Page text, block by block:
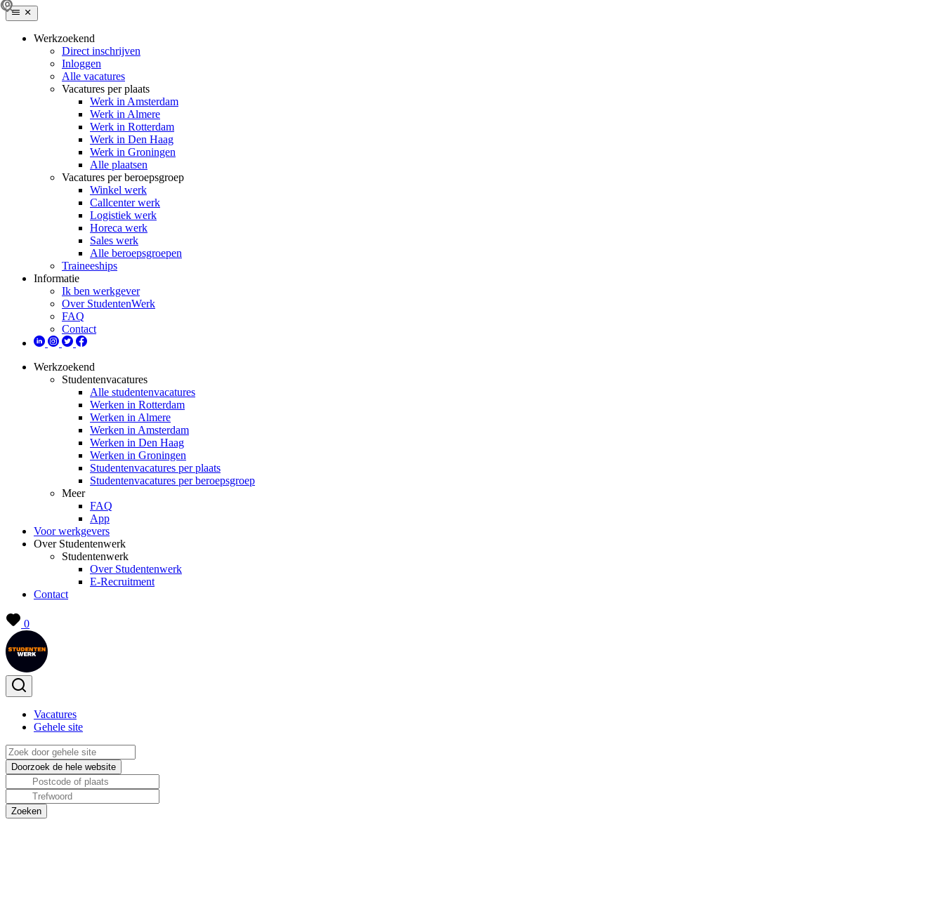
Werkzoekend
Direct inschrijven
Inloggen
Alle vacatures
Vacatures per plaats
Werk in Amsterdam
Werk in Almere
Werk in Rotterdam
Werk in Den Haag
Werk in Groningen
Alle plaatsen
Vacatures per beroepsgroep
Winkel werk
Callcenter werk
Logistiek werk
Horeca werk
Sales werk
Alle beroepsgroepen
Traineeships
Informatie
Ik ben werkgever
Over StudentenWerk
FAQ
Contact
Werkzoekend
Studentenvacatures
Alle studentenvacatures
Werken in Rotterdam
Werken in Almere
Werken in Amsterdam
Werken in Den Haag
Werken in Groningen
Studentenvacatures per plaats
Studentenvacatures per beroepsgroep
Meer
FAQ
App
Voor werkgevers
Over Studentenwerk
Studentenwerk
Over Studentenwerk
E-Recruitment
Contact
0
Vacatures
Gehele site